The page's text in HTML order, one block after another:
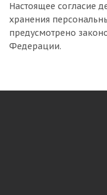
Настоящее согласие
хранения
предусмотрено
Федерации.